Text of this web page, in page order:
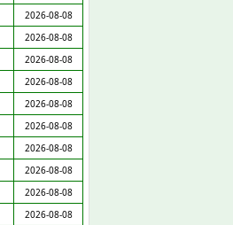
2026-08-08
2026-08-08
2026-08-08
2026-08-08
2026-08-08
2026-08-08
2026-08-08
2026-08-08
2026-08-08
2026-08-08